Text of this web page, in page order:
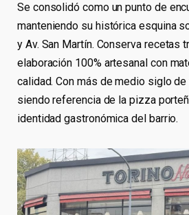
Se consolidó como un punto de
manteniendo su histórica esquina
y Av. San Martín. Conserva recetas
elaboración 100% artesanal con
calidad. Con más de medio siglo
siendo referencia de la pizza
identidad gastronómica del barrio.